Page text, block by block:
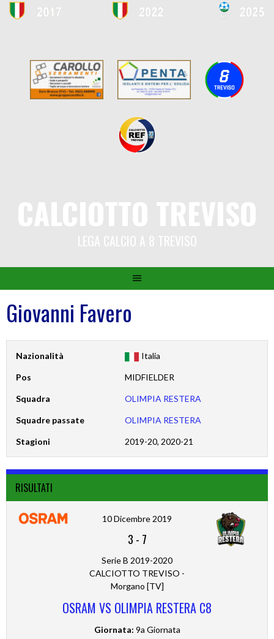
Giovanni Favero
Nazionalità Italia
Pos MIDFIELDER
Squadra OLIMPIA RESTERA
Squadre passate OLIMPIA RESTERA
Stagioni 2019-20, 2020-21
RISULTATI
10 Dicembre 2019
3 - 7
Serie B 2019-2020
CALCIOTTO TREVISO -
Morgano [TV]
OSRAM VS OLIMPIA RESTERA C8
Giornata: 9a Giornata